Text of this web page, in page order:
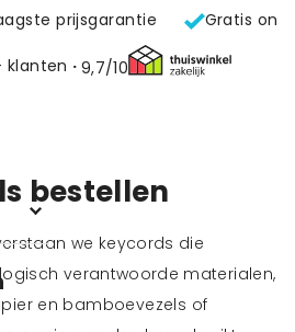
prijsgarantie Gratis
klanten 9,7/10
bestellen
we keycords die
verantwoorde materialen,
en bamboevezels of